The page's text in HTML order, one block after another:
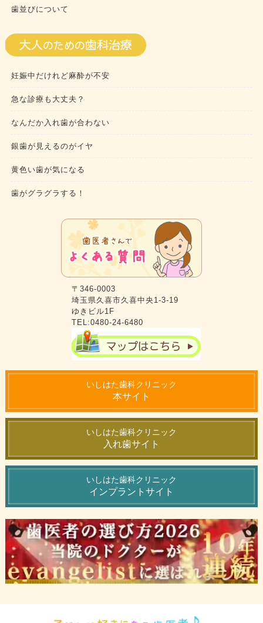
歯並びについて
妊娠中だけれど麻酔が不安
急な診療も大丈夫？
なんだか入れ歯が合わない
銀歯が見えるのがイヤ
黄色い歯が気になる
歯がグラグラする！
〒346-0003
埼玉県久喜市久喜中央1-3-19
ゆきビル1F
TEL:0480-24-6480
いしはた歯科クリニック
本サイト
いしはた歯科クリニック
入れ歯サイト
いしはた歯科クリニック
インプラントサイト